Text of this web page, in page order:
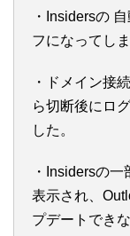
・Insidersの
フになってし
・ドメイン接
ら切断後にロ
した。
・Insidersの
表示され、
プデートでき